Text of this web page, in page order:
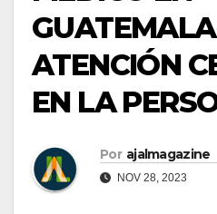
ATENCIÓN
EN LA
Por ajalmagazine
NOV 28, 2023